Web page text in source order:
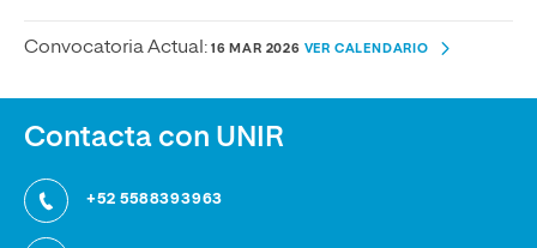
Convocatoria Actual: 16 MAR 2026 VER CALENDARIO
Contacta con UNIR
+52 5588393963